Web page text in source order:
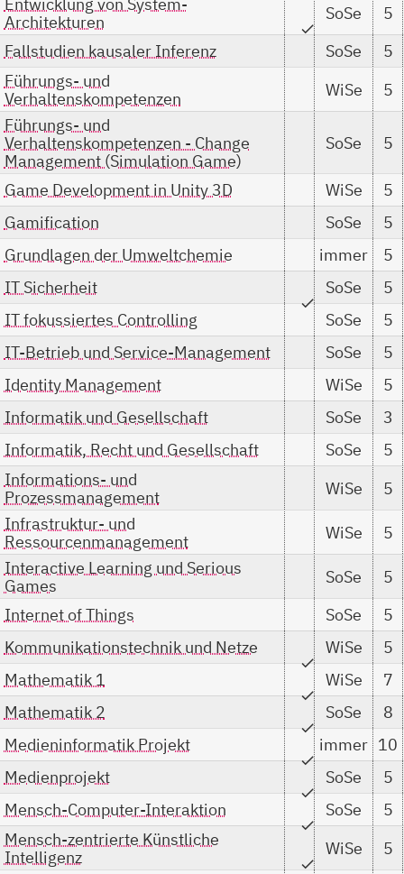
Architekturen
check
SoSe
5
Fallstudien kausaler Inferenz
SoSe
5
Führungs- und
Verhaltenskompetenzen
WiSe
5
Führungs- und
Verhaltenskompetenzen - Change
Management (Simulation Game)
SoSe 5
Game Development in Unity 3D WiSe
5
Gamification
SoSe
5
Grundlagen der Umweltchemie
immer
5
IT Sicherheit
check
SoSe
5
IT fokussiertes Controlling
SoSe
5
IT-Betrieb und Service-Management
SoSe
5
Identity Management
WiSe
5
Informatik und Gesellschaft
SoSe
3
Informatik, Recht und Gesellschaft
SoSe
5
Informations- und
Prozessmanagement
WiSe
5
Infrastruktur- und
Ressourcenmanagement
WiSe
5
Interactive Learning und Serious
Games
SoSe
5
Internet of Things
SoSe
5
Kommunikationstechnik und Netze
check
WiSe
5
Mathematik 1
check
WiSe
7
Mathematik 2
check
SoSe
8
Medieninformatik Projekt
check
immer 10
Medienprojekt
check
SoSe
5
Mensch-Computer-Interaktion
check
SoSe
5
Mensch-zentrierte Künstliche
Intelligenz
check
WiSe
5